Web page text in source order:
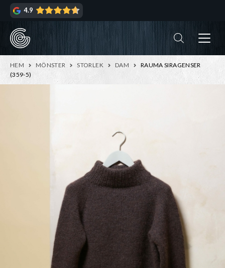
Hoppa
navigering
Hoppa
innehåll
4.9
HEM MÖNSTER STORLEK DAM
RAUMA SIRAGENSER
(359-5)